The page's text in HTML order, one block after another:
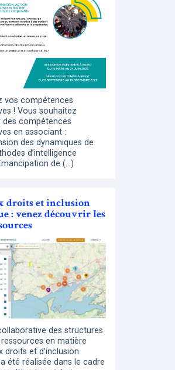
vos compétences
! Vous souhaitez
des compétences
en associant :
des dynamiques de
d’intelligence
de (…)
droits et inclusion
: venez découvrir les
des structures
en matière
droits et d’inclusion
été réalisée dans le cadre